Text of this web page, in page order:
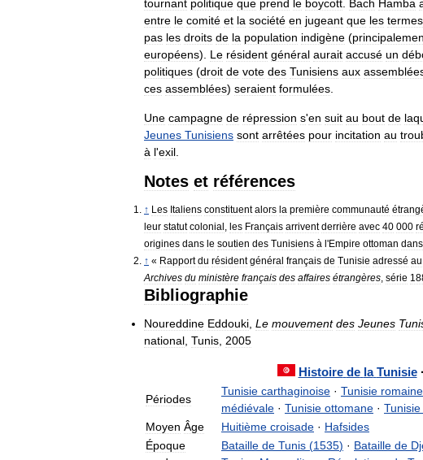
tournant politique que prend le boycott. Bach Hamba
entre le comité et la société en jugeant que les termes
pas les droits de la population indigène (
européens). Le résident général aurait accusé un
politiques (droit de vote des Tunisiens aux
ces assemblées) seraient formulées.
Une campagne de répression s'en suit au bout de
Jeunes Tunisiens sont arrêtées pour incitation au
à l'exil.
Notes et références
↑ Les Italiens constituent alors la première communauté
leur statut colonial , les Français arrivent derrière avec 40 000
origines dans le soutien des Tunisiens à 'Empire ottoman dans
↑ « Rapport du résident général français de Tunisie adressé au
Archives du ministère français des affaires étrangères, série
Bibliographie
Noureddine Eddouki, Le mouvement des Jeunes
national, Tunis, 2005
Histoire de la Tunisie·
Périodes
Tunisie carthaginoise · Tunisie romaine
médiévale · Tunisie ottomane · Tunisie
Moyen Âge Huitième croisade · Hafsides
Époque
Bataille de Tunis (1535) · Bataille de